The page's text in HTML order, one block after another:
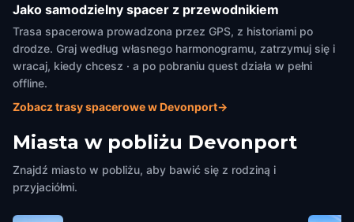
Jako samodzielny spacer z przewodnikiem
Trasa spacerowa prowadzona przez GPS, z historiami po
drodze. Graj według własnego harmonogramu, zatrzymuj się i
wracaj, kiedy chcesz · a po pobraniu quest działa w pełni
offline.
Zobacz trasy spacerowe w Devonport→
Miasta w pobliżu Devonport
Znajdź miasto w pobliżu, aby bawić się z rodziną i
przyjaciółmi.